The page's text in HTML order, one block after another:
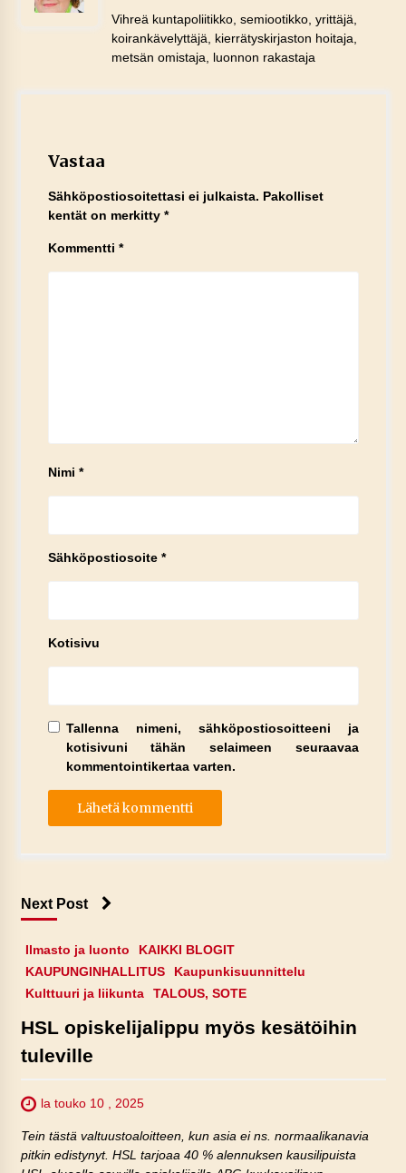
Vihreä kuntapoliitikko, semiootikko, yrittäjä,
koirankävelyttäjä, kierrätyskirjaston hoitaja,
metsän omistaja, luonnon rakastaja
Vastaa
Sähköpostiosoitettasi ei julkaista. Pakolliset
kentät on merkitty *
Kommentti *
Nimi *
Sähköpostiosoite *
Kotisivu
Tallenna nimeni, sähköpostiosoitteeni ja
kotisivuni tähän selaimeen seuraavaa
kommentointikertaa varten.
Next Post
Ilmasto ja luonto
KAIKKI BLOGIT
KAUPUNGINHALLITUS
Kaupunkisuunnittelu
Kulttuuri ja liikunta
TALOUS, SOTE
HSL opiskelijalippu myös kesätöihin
tuleville
la touko 10 , 2025
Tein tästä valtuustoaloitteen, kun asia ei ns. normaalikanavia
pitkin edistynyt. HSL tarjoaa 40 % alennuksen kausilipuista